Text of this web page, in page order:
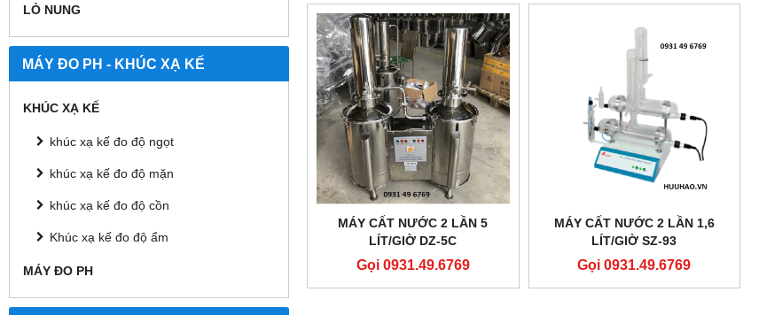
LÒ NUNG
MÁY ĐO PH - KHÚC XẠ KẾ
KHÚC XẠ KẾ
khúc xạ kế đo độ ngọt
khúc xạ kế đo độ mặn
khúc xạ kế đo độ cồn
Khúc xạ kế đo độ ẩm
MÁY ĐO PH
MÁY CẤT NƯỚC 2 LẦN 5
LÍT/GIỜ DZ-5C
Gọi 0931.49.6769
MÁY CẤT NƯỚC 2 LẦN 1,6
LÍT/GIỜ SZ-93
Gọi 0931.49.6769